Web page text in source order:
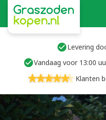
Levering
Vandaag voor 13:00
Klanten